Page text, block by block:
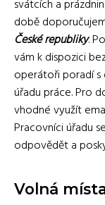
svátcích a
době
České republiky.
vám k dispozici
operátoři poradí s
úřadu práce. Pro
vhodné využít
Pracovníci úřadu
odpovědět a
Volná